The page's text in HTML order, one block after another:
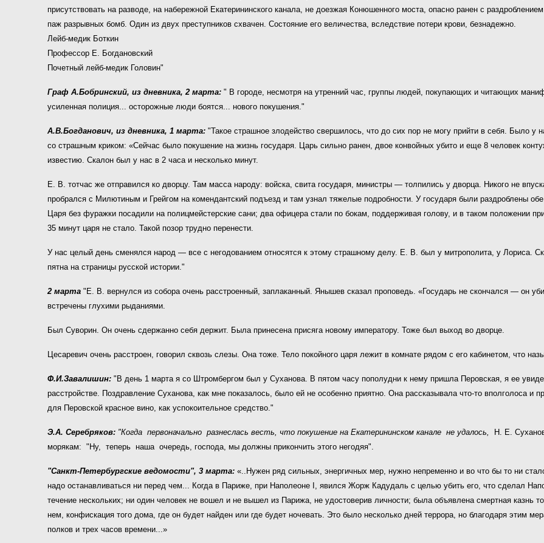
присутствовать на разводе, на набережной Екатерининского канала, не доезжая Конюшенного моста, опасно ранен с
паж разрывных бомб. Один из двух преступников схвачен. Состояние его величества, вследствие потери крови, безнадежно.
Лейб-медик Боткин
Профессор Е. Богдановский
Почетный лейб-медик Головин"
Граф А.Бобринский, из дневника, 2 марта:" В городе, несмотря на утренний час, группы людей, покупающих и читающих
усиленная полиция... осторожные люди боятся... нового покушения."
А.В.Богданович, из дневника, 1 марта:"Такое страшное злодейство свершилось, что до сих пор не могу прийти в себя. Было
со страшным криком: «Сейчас было покушение на жизнь государя. Царь сильно ранен, двое конвойных убито и еще 8 человек
известию. Скалон был у нас в 2 часа и несколько минут.
Е. В. тотчас же отправился ко дворцу. Там масса народу: войска, свита государя, министры — толпились у дворца. Никого не
пробрался с Милютиным и Грейгом на комендантский подъезд и там узнал тяжелые подробности. У государя были раздроблены
Царя без фуражки посадили на полицмейстерские сани; два офицера стали по бокам, поддерживая голову, и в таком положении
35 минут царя не стало. Такой позор трудно перенести.
У нас целый день сменялся народ — все с негодова­нием относятся к этому страшному делу. Е. В. был у митрополита, у Лориса.
пятна на страницы русской истории."
2 марта"Е. В. вернулся из собора очень расстроенный, заплаканный. Янышев сказал проповедь. «Государь не скончался — он
встречены глухими рыданиями.
Был Суворин. Он очень сдержанно себя держит. Была принесена присяга новому императору. Тоже был выход во дворце.
Цесаревич очень расстроен, гово­рил сквозь слезы. Она тоже. Тело покойного царя лежит в комнате рядом с его кабинетом, что
Ф.И.Завалишин:"В день 1 марта я со Штромбергом был у Суханова. В пятом часу пополудни к нему пришла Перовская, я ее
расстройстве. Поздравление Суханова, как мне показалось, было ей не особенно приятно. Она рассказывала что-то вполголоса и
для Перовской красное вино, как успокоительное средство."
Э.А. Серебряков: "Когда первоначально разнеслась весть, что покушение на Екатерининском канале не удалось,
Н. Е.
морякам: "Ну, теперь наша очередь, господа, мы должны прикончить этого негодяя".
"Санкт-Петербургские ведомости", 3 марта:«..Нужен ряд сильных, энергичных мер, нужно непременно и во что бы то ни
надо останавливаться ни перед чем... Когда в Париже, при Наполеоне I, явился Жорж Кадудаль с целью убить его, что сделал
течение нескольких; ни один человек не вошел и не вышел из Парижа, не удостоверив личности; была объявлена смертная казнь
нем, конфискация того дома, где он будет найден или где будет ночевать. Это было несколько дней террора, но благодаря этим
полков и трех часов времени...»